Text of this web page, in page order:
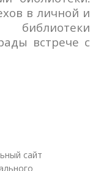
в личной и
библиотеки
встрече с
сайт